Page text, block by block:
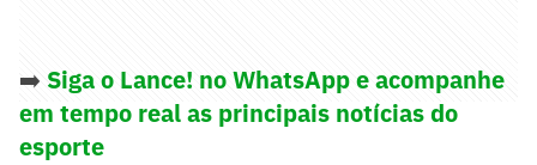
➡️ Siga o Lance! no WhatsApp eacompanhe
em tempo real as principais notícias do
esporte